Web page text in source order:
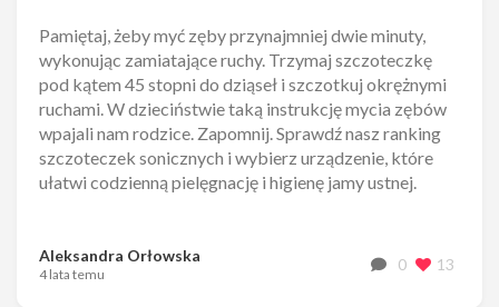
Pamiętaj, żeby myć zęby przynajmniej dwie minuty,
wykonując zamiatające ruchy. Trzymaj szczoteczkę
pod kątem 45 stopni do dziąseł i szczotkuj okrężnymi
ruchami. W dzieciństwie taką instrukcję mycia zębów
wpajali nam rodzice. Zapomnij. Sprawdź nasz ranking
szczoteczek sonicznych i wybierz urządzenie, które
ułatwi codzienną pielęgnację i higienę jamy ustnej.
Aleksandra Orłowska
4 lata temu
0 13